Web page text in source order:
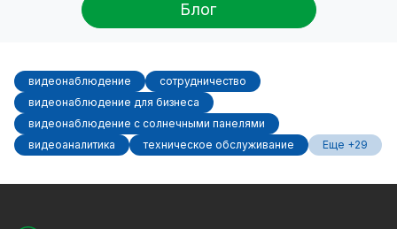
Блог
видеонаблюдение
сотрудничество
видеонаблюдение для бизнеса
видеонаблюдение с солнечными панелями
видеоаналитика
техническое обслуживание Еще +29